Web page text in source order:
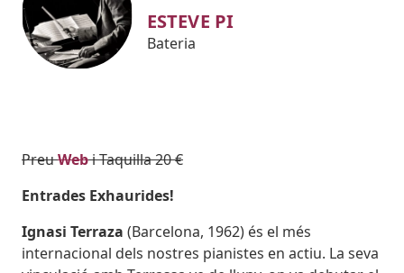
ESTEVE PI
Bateria
Body
PreuWebi Taquilla 20 €
Entrades Exhaurides!
Ignasi Terraza (Barcelona, 1962) és el més
internacional dels nostres pianistes en actiu. La seva